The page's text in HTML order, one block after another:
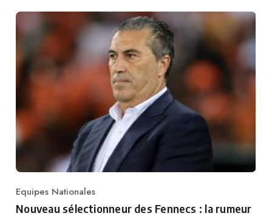
Category
Equipes Nationales
Nouveau sélectionneur des Fennecs : la rumeur